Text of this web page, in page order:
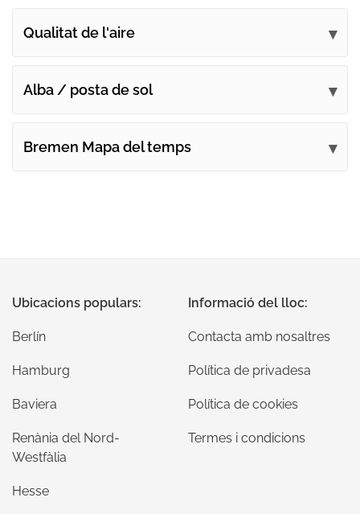
Qualitat de l'aire
Alba / posta de sol
Bremen Mapa del temps
Ubicacions populars:
Berlín
Hamburg
Baviera
Renània del Nord-
Westfàlia
Hesse
Informació del lloc:
Contacta amb nosaltres
Política de privadesa
Política de cookies
Termes i condicions